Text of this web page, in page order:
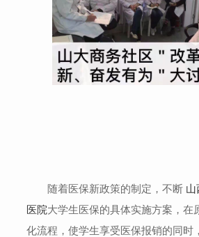
随着医保新政策的制定，不断 山
医院大学生医保的具体实施方案，在
化流程，使学生享受医保报销的同时